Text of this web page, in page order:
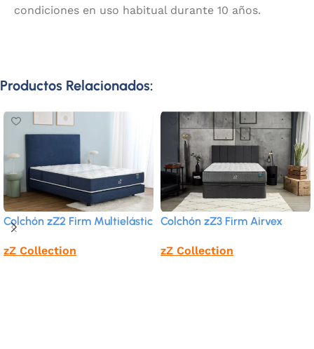
condiciones en uso habitual durante 10 años.
Productos Relacionados:
Colchón zZ2 Firm Multielástic
zZ Collection
Colchón zZ3 Firm Airvex
zZ Collection